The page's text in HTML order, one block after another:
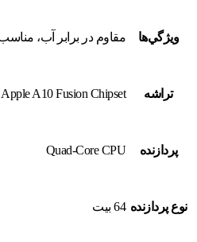
ويژگي‌ها مقاوم در برابر آب،
تراشه Apple A10 Fusion Chipset
پردازنده Quad-Core CPU
نوع پردازنده 64 بيت